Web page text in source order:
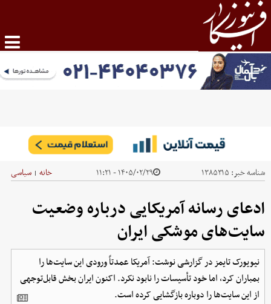
شناسه خبر: ۱۳۸۵۳۱۵ ۱۴۰۵/۰۲/۲۹ - ۱۱:۲۱ خانه | سیاسی
ادعای رسانه آمریکایی درباره وضعیت
سایت‌های موشکی ایران
نیویورک تایمز در گزارشی نوشت: آمریکا عمدتاً ورودی این سایت‌ها را
بمباران کرد، اما خود تأسیسات را نابود نکرد. اکنون ایران بخش قابل‌توجهی
از این سایت‌ها را دوباره بازگشایی کرده است.